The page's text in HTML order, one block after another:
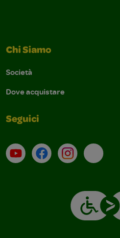
Chi Siamo
Società
Dove acquistare
Seguici
Su YouTube
ContattiProfilo Email